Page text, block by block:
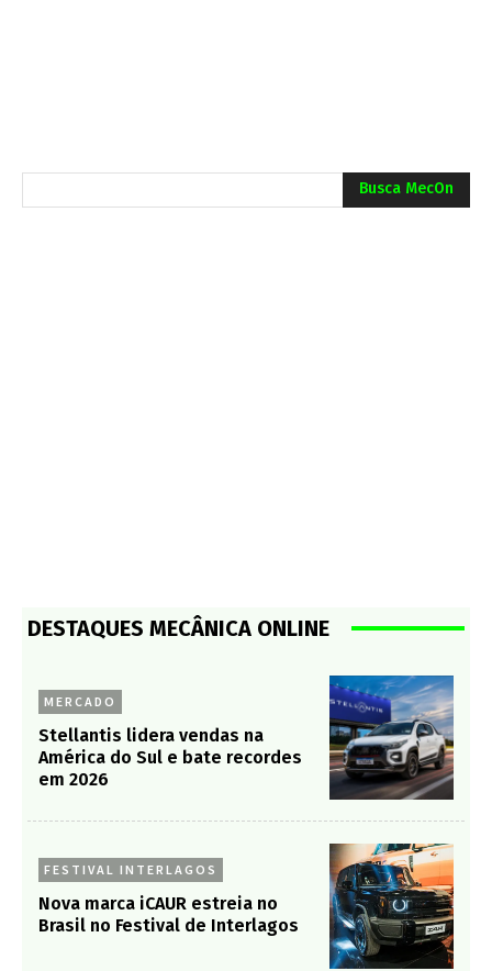
Busca MecOn
DESTAQUES MECÂNICA ONLINE
MERCADO
Stellantis lidera vendas na
América do Sul e bate recordes
em 2026
FESTIVAL INTERLAGOS
Nova marca iCAUR estreia no
Brasil no Festival de Interlagos